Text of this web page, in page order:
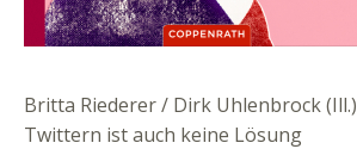
Britta Riederer / Dirk Uhlenbrock (Ill.)
Twittern ist auch keine Lösung